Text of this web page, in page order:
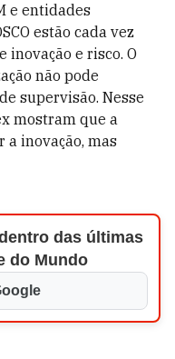
e entidades
estão cada vez
inovação e risco. O
não pode
supervisão. Nesse
mostram que a
inovação, mas
das últimas
do Mundo